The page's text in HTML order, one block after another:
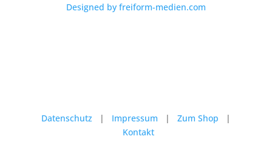
Designed by freiform-medien.com
Datenschutz | Impressum | Zum Shop |
Kontakt